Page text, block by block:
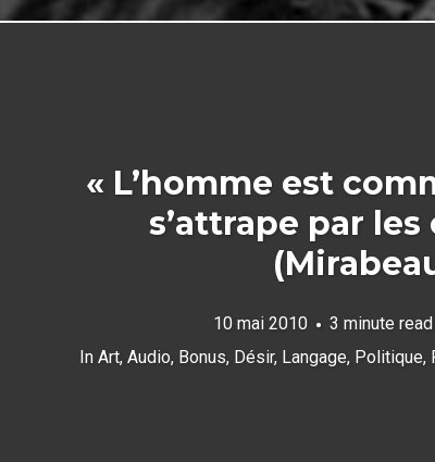
« L’homme est
s’attrape par les
10 mai 2010 3 minute read
In Art, Audio, Bonus, Désir, Langage, Politique,